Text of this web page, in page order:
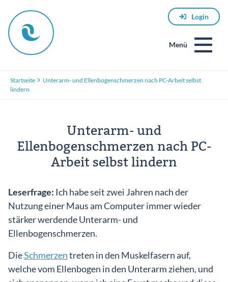
Login
Menü
Startseite
Unterarm- und Ellenbogenschmerzen nach PC-Arbeit selbst
lindern
Unterarm- und
Ellenbogenschmerzen nach PC-
Arbeit selbst lindern
Leserfrage: Ich habe seit zwei Jahren nach der
Nutzung einer Maus am Computer immer wieder
stärker werdende Unterarm- und
Ellenbogenschmerzen.
DieSchmerzentreten in den Muskelfasern auf,
welche vom Ellenbogen in den Unterarm ziehen, und